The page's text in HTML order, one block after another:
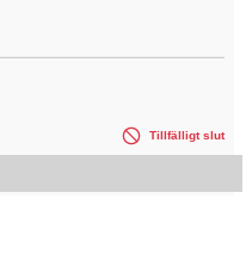
Tillfälligt slut